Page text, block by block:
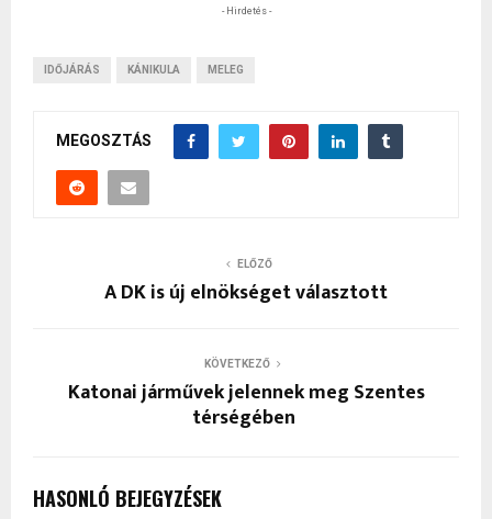
- Hirdetés -
IDŐJÁRÁS KÁNIKULA MELEG
MEGOSZTÁS
ELŐZŐ
A DK is új elnökséget választott
KÖVETKEZŐ
Katonai járművek jelennek meg Szentes
térségében
HASONLÓ BEJEGYZÉSEK